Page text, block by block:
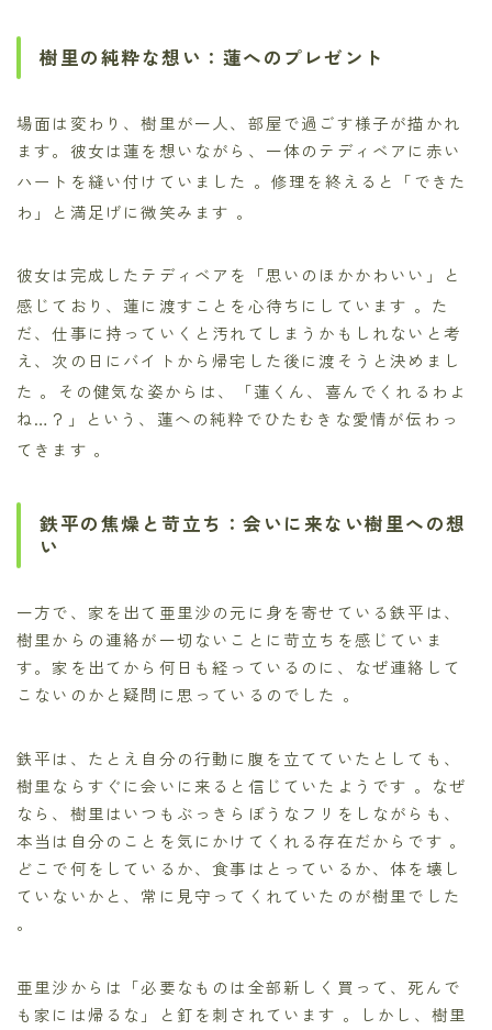
樹里の純粋な想い：蓮へのプレゼント
場面は変わり、樹里が一人、部屋で過ごす様子が描かれ
ます。彼女は蓮を想いながら、一体のテディベアに赤い
ハートを縫い付けていました 。修理を終えると「できた
わ」と満足げに微笑みます 。
彼女は完成したテディベアを「思いのほかかわいい」と
感じており、蓮に渡すことを心待ちにしています 。た
だ、仕事に持っていくと汚れてしまうかもしれないと考
え、次の日にバイトから帰宅した後に渡そうと決めまし
た 。その健気な姿からは、「蓮くん、喜んでくれるわよ
ね…？」という、蓮への純粋でひたむきな愛情が伝わっ
てきます 。
鉄平の焦燥と苛立ち：会いに来ない樹里への想
い
一方で、家を出て亜里沙の元に身を寄せている鉄平は、
樹里からの連絡が一切ないことに苛立ちを感じていま
す。家を出てから何日も経っているのに、なぜ連絡して
こないのかと疑問に思っているのでした 。
鉄平は、たとえ自分の行動に腹を立てていたとしても、
樹里ならすぐに会いに来ると信じていたようです 。なぜ
なら、樹里はいつもぶっきらぼうなフリをしながらも、
本当は自分のことを気にかけてくれる存在だからです 。
どこで何をしているか、食事はとっているか、体を壊し
ていないかと、常に見守ってくれていたのが樹里でした
。
亜里沙からは「必要なものは全部新しく買って、死んで
も家には帰るな」と釘を刺されています 。しかし、樹里